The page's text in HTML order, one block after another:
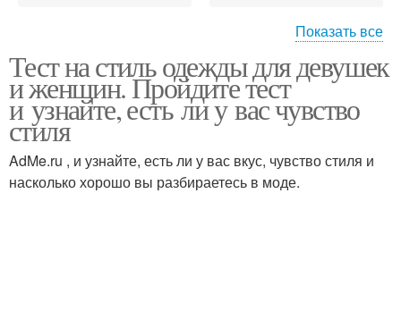
Стиль для женщин
Показать все
Тест на стиль одежды для девушек
и женщин. Пройдите тест
и узнайте, есть ли у вас чувство
стиля
AdMe.ru , и узнайте, есть ли у вас вкус, чувство стиля и
насколько хорошо вы разбираетесь в моде.